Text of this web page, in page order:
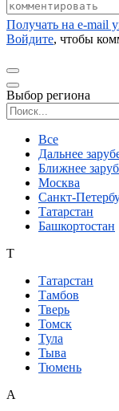
Получать на e‑mail
Войдите, чтобы
Выбор региона
Все
Дальнее
Ближнее
Москва
Санкт-
Татарстан
Башкортостан
Т
Татарстан
Тамбов
Тверь
Томск
Тула
Тыва
Тюмень
А